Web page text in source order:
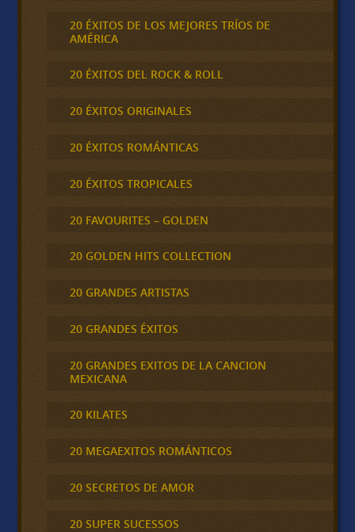
20 ÉXITOS DE LOS MEJORES TRÍOS DE
AMÉRICA
20 ÉXITOS DEL ROCK & ROLL
20 ÉXITOS ORIGINALES
20 ÉXITOS ROMÁNTICAS
20 ÉXITOS TROPICALES
20 FAVOURITES – GOLDEN
20 GOLDEN HITS COLLECTION
20 GRANDES ARTISTAS
20 GRANDES ÉXITOS
20 GRANDES EXITOS DE LA CANCION
MEXICANA
20 KILATES
20 MEGAEXITOS ROMÁNTICOS
20 SECRETOS DE AMOR
20 SUPER SUCESSOS